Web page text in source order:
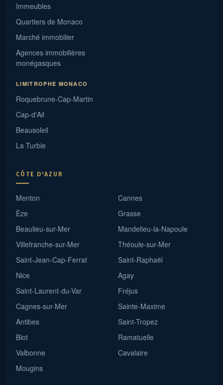
Immeubles
Quartiers de Monaco
Marché immobilier
Agences immobilières
monégasques
LIMITROPHE MONACO
Roquebrune-Cap-Martin
Cap-d'Ail
Beausoleil
La Turbie
CÔTE D'AZUR
Menton
Èze
Beaulieu-sur-Mer
Villefranche-sur-Mer
Saint-Jean-Cap-Ferrat
Nice
Saint-Laurent-du-Var
Cagnes-sur-Mer
Antibes
Biot
Valbonne
Mougins
Cannes
Grasse
Mandelieu-la-Napoule
Théoule-sur-Mer
Saint-Raphaël
Agay
Fréjus
Sainte-Maxime
Saint-Tropez
Ramatuelle
Cavalaire